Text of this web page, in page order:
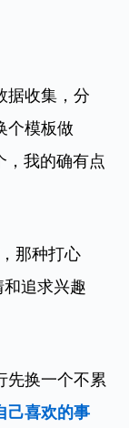
据收集，分
个模板做
，我的确有点
那种打心
追求兴趣
先换一个不累
己喜欢的事